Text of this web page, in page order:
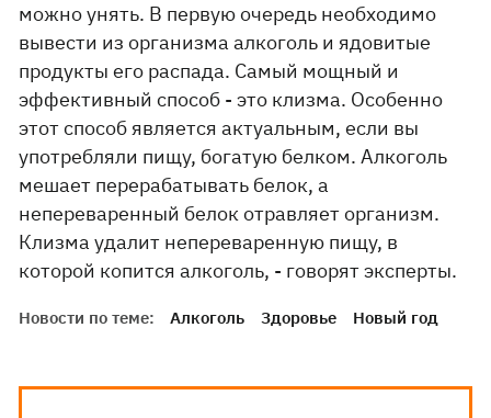
можно унять. В первую очередь необходимо
вывести из организма алкоголь и ядовитые
продукты его распада. Самый мощный и
эффективный способ - это клизма. Особенно
этот способ является актуальным, если вы
употребляли пищу, богатую белком. Алкоголь
мешает перерабатывать белок, а
непереваренный белок отравляет организм.
Клизма удалит непереваренную пищу, в
которой копится алкоголь, - говорят эксперты.
Новости по теме: Алкоголь Здоровье Новый год